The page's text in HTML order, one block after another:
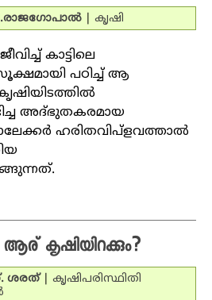
കൃഷി
കാട്ടിലെ
പഠിച്ച് ആ
അദ്ഭുതകരമായ
ഹരിതവിപ്‌ളവത്താല്‍
കൃഷിയിറക്കും?
ശരത്‌ കൃഷിപരിസ്ഥിതി